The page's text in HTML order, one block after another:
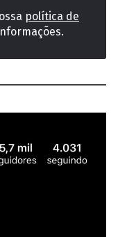
política de